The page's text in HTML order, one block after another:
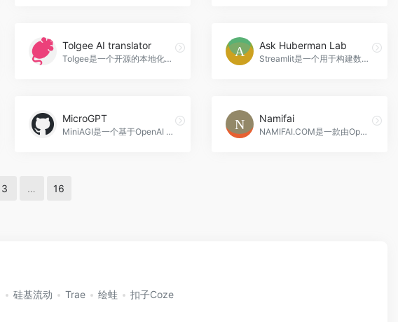
Tolgee AI translator
Tolgee是一个开源的本地化平台，提供了一系列功能和工具，帮助开发人员更高效地进行应用程序本地化，包括开发工具、翻译辅助、自动翻译和协作功能，Tolgee AI translator官网入口网址
Ask Huberman Lab
Streamlit是一个用于构建数据科学和机器学习应用程序的开源Python库，提供了一个简单易用的界面，使用户能够快速创建交互式的数据可视化和Web应用。它可以帮助数据科学家和分析师快速创建交互式的数据可视化应用程序，以便更好地理解和传达数据，同时也可以用于展示和演示机器学习模型的工作原理和效果，Ask Huberman Lab官网入口网址
MicroGPT
MiniAGI是一个基于OpenAI API的通用自主代理，提供强大的内容生成功能和简单易用的界面，帮助用户快速完成各种任务，MicroGPT官网入口网址
Namifai
NAMIFAI.COM是一款由OpenAI驱动的域名生成器，通过使用先进的AI技术，为您提供最新、最准确的域名建议。免费使用，多样性选择，适用于创业者、网站所有者和营销人员，Namifai官网入口网址
3 … 16
硅基流动 Trae 绘蛙
扣子Coze